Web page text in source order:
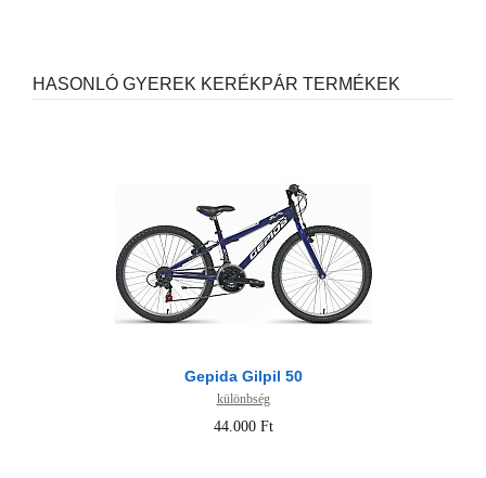
HASONLÓ GYEREK KERÉKPÁR TERMÉKEK
Gepida Gilpil 50
különbség
44.000 Ft